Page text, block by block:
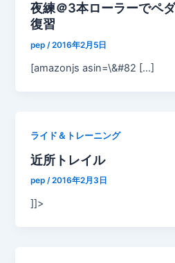
夜練＠3本ローラーでペ
復習
pep/2016年2月5日
[amazonjs asin=\&#82 […]
ライド＆トレーニング
近所トレイル
pep/2016年2月3日
]]>